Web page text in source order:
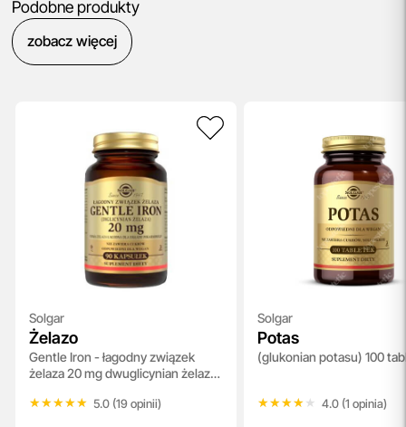
Podobne produkty
zobacz więcej
Solgar
Żelazo
Gentle Iron - łagodny związek
żelaza 20 mg dwuglicynian żelaza
★★★★★
★★★★★ 5.0 (19 opinii)
Solgar
Potas
(glukonian potasu) 100
★★★★★
★★★★★ 4.0 (1 opinia)